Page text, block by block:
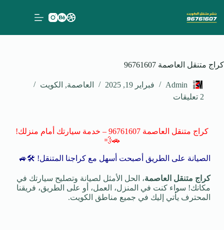
كراج متنقل العاصمة 96761607
Admin فبراير 19, 2025 العاصمة, الكويت
2 تعليقات
كراج متنقل العاصمة 96761607 – خدمة سيارتك أمام منزلك!
🚗💨
الصيانة على الطريق أصبحت أسهل مع كراجنا المتنقل! 🛠️🚙
كراج متنقل العاصمة، الحل الأمثل لصيانة وتصليح سيارتك في
مكانك! سواء كنت في المنزل، العمل، أو على الطريق، فريقنا
المحترف يأتي إليك في جميع مناطق الكويت.